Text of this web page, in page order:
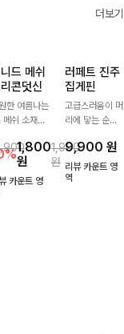
더보기
드 메쉬
콘덧신
한 여름나는
메쉬 소재배
감을 선사하
신이에요:)
1,800
원
1,900
원
카운트 영
러페트 진주
집게핀
고급스러움이 머
리에 닿는 순간,
지는 그 날의 분
위기를 느껴보세
요:)
9,900원
리뷰 카운트 영
역